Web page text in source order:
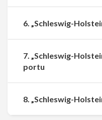
6. „Schleswig-
7. „Schleswig-
portu
8. „Schleswig-